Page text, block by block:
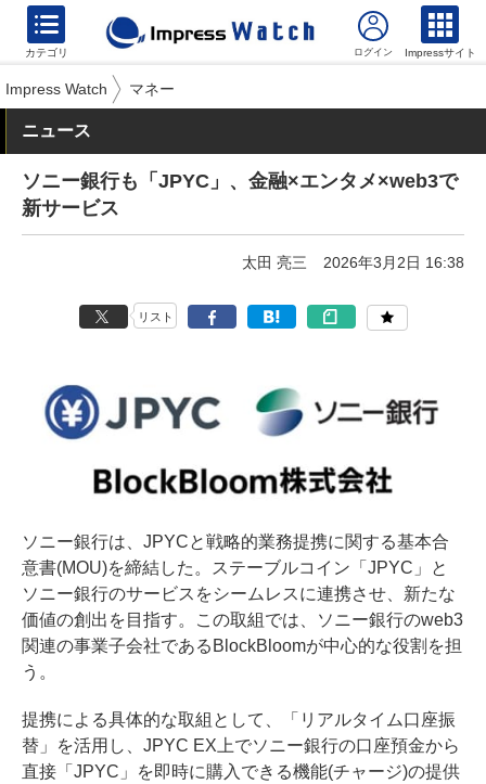
カテゴリ Impressサイト
Impress Watch マネー
ニュース
ソニー銀行も「JPYC」、金融×エンタメ×web3で
新サービス
太田 亮三 2026年3月2日 16:38
リスト
ソニー銀行は、JPYCと戦略的業務提携に関する基本合
意書(MOU)を締結した。ステーブルコイン「JPYC」と
ソニー銀行のサービスをシームレスに連携させ、新たな
価値の創出を目指す。この取組では、ソニー銀行のweb3
関連の事業子会社であるBlockBloomが中心的な役割を担
う。
提携による具体的な取組として、「リアルタイム口座振
替」を活用し、JPYC EX上でソニー銀行の口座預金から
直接「JPYC」を即時に購入できる機能(チャージ)の提供